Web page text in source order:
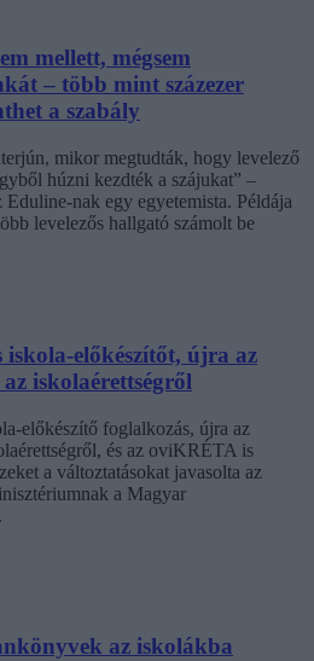
mellett, mégsem
– több mint százezer
a szabály
mikor megtudták, hogy levelező
húzni kezdték a szájukat” –
Eduline-nak egy egyetemista. Példája
levelezős hallgató számolt be
előkészítőt, újra az
iskolaérettségről
előkészítő foglalkozás, újra az
és az oviKRÉTA is
a változtatásokat javasolta az
a Magyar
az iskolákba